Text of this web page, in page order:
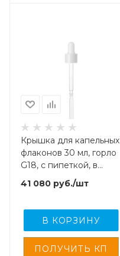
Крышка для капельных
флаконов 30 мл, горло
G18, с пипеткой, в
алюмин., корпусе,
глянцевая, 2000 шт/
41 080 руб./шт
В КОРЗИНУ